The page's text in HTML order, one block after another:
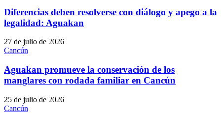
Diferencias deben resolverse con diálogo y apego a la
legalidad: Aguakan
27 de julio de 2026
Cancún
Aguakan promueve la conservación de los
manglares con rodada familiar en Cancún
25 de julio de 2026
Cancún